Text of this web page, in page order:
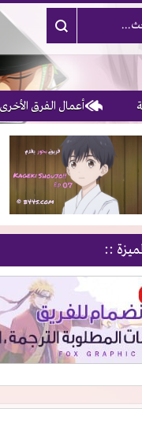
أعمال الفرق الأخرى
::